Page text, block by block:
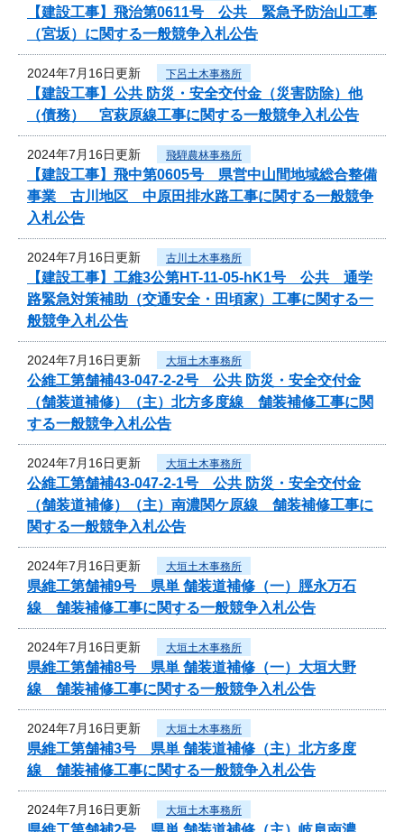
【建設工事】飛治第0611号 公共 緊急予防治山工事
（宮坂）に関する一般競争入札公告
2024年7月16日更新 下呂土木事務所
【建設工事】公共 防災・安全交付金（災害防除）他
（債務） 宮萩原線工事に関する一般競争入札公告
2024年7月16日更新 飛騨農林事務所
【建設工事】飛中第0605号 県営中山間地域総合整備
事業 古川地区 中原田排水路工事に関する一般競争
入札公告
2024年7月16日更新 古川土木事務所
【建設工事】工維3公第HT-11-05-hK1号 公共 通学
路緊急対策補助（交通安全・田頃家）工事に関する一
般競争入札公告
2024年7月16日更新 大垣土木事務所
公維工第舗補43-047-2-2号 公共 防災・安全交付金
（舗装道補修）（主）北方多度線 舗装補修工事に関
する一般競争入札公告
2024年7月16日更新 大垣土木事務所
公維工第舗補43-047-2-1号 公共 防災・安全交付金
（舗装道補修）（主）南濃関ケ原線 舗装補修工事に
関する一般競争入札公告
2024年7月16日更新 大垣土木事務所
県維工第舗補9号 県単 舗装道補修（一）脛永万石
線 舗装補修工事に関する一般競争入札公告
2024年7月16日更新 大垣土木事務所
県維工第舗補8号 県単 舗装道補修（一）大垣大野
線 舗装補修工事に関する一般競争入札公告
2024年7月16日更新 大垣土木事務所
県維工第舗補3号 県単 舗装道補修（主）北方多度
線 舗装補修工事に関する一般競争入札公告
2024年7月16日更新 大垣土木事務所